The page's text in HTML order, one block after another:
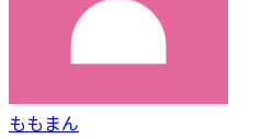
ももまん